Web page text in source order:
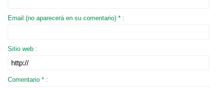
Email (no aparecerá en su comentario) * :
Sitio web :
Comentario * :